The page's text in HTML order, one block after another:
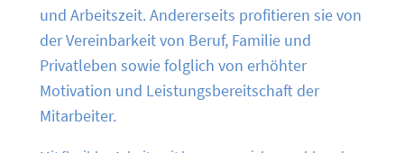
und Arbeitszeit. Andererseits profitieren sie von
der Vereinbarkeit von Beruf, Familie und
Privatleben sowie folglich von erhöhter
Motivation und Leistungsbereitschaft der
Mitarbeiter.